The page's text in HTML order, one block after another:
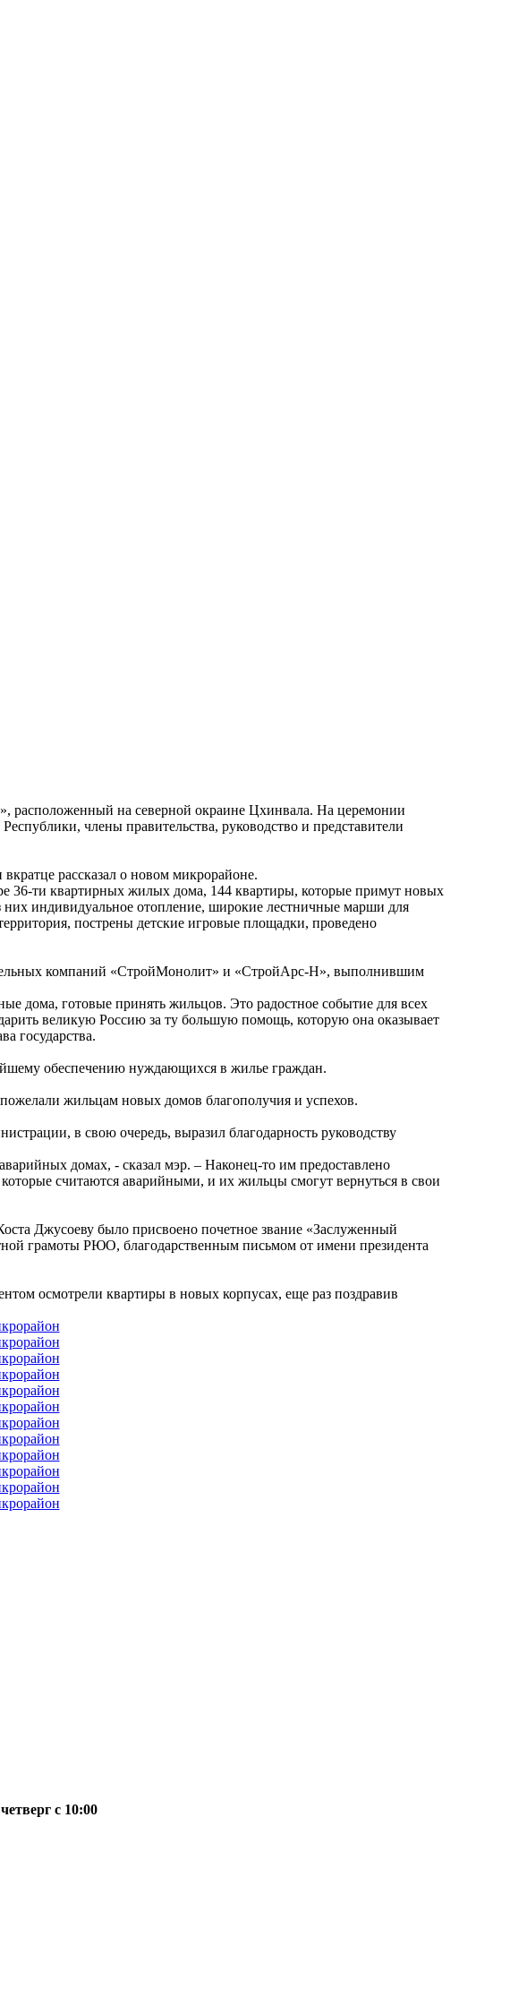
расположенный на северной окраине Цхинвала. На церемонии
члены правительства, руководство и представители
рассказал о новом микрорайоне.
36-ти квартирных жилых дома, 144 квартиры, которые примут новых
них индивидуальное отопление, широкие лестничные марши для
пострены детские игровые площадки, проведено
компаний «СтройМонолит» и «СтройАрс-Н», выполнившим
дома, готовые принять жильцов. Это радостное событие для всех
великую Россию за ту большую помощь, которую она оказывает
государства.
обеспечению нуждающихся в жилье граждан.
жильцам новых домов благополучия и успехов.
в свою очередь, выразил благодарность руководству
домах, - сказал мэр. – Наконец-то им предоставлено
считаются аварийными, и их жильцы смогут вернуться в свои
Джусоеву было присвоено почетное звание «Заслуженный
грамоты РЮО, благодарственным письмом от имени президента
осмотрели квартиры в новых корпусах, еще раз поздравив
с 10:00